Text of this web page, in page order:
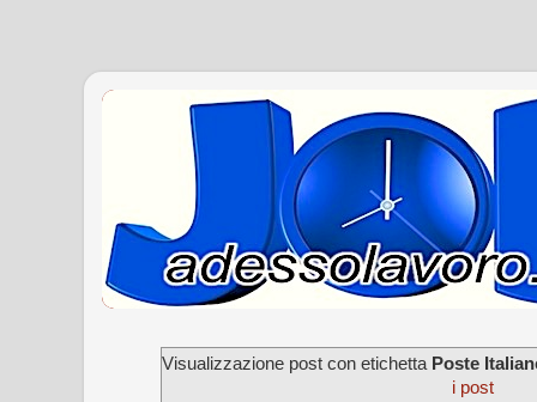
Visualizzazione post con etichetta Poste
i post